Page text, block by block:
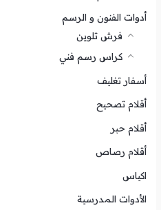
أدوات الفنون و الرسم
فرش تلوين
كراس رسم فني
أسفار تغليف
أقلام تصحيح
أقلام حبر
أقلام رصاص
اكياس
الأدوات المدرسية